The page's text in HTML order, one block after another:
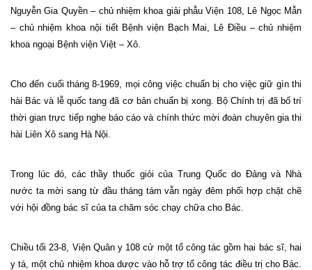
Nguyễn Gia Quyền – chủ nhiệm khoa giải phẫu Viện 108, Lê Ngọc Mẫn
– chủ nhiệm khoa nội tiết Bệnh viện Bạch Mai, Lê Điều – chủ nhiệm
khoa ngoại Bệnh viện Việt – Xô.
Cho đến cuối tháng 8-1969, mọi công việc chuẩn bị cho việc giữ gìn thi
hài Bác và lễ quốc tang đã cơ bản chuẩn bị xong. Bộ Chính trị đã bố trí
thời gian trực tiếp nghe báo cáo và chính thức mời đoàn chuyên gia thi
hài Liên Xô sang Hà Nội.
Trong lúc đó, các thầy thuốc giỏi của Trung Quốc do Đảng và Nhà
nước ta mời sang từ đầu tháng tám vẫn ngày đêm phối hợp chặt chẽ
với hội đồng bác sĩ của ta chăm sóc chạy chữa cho Bác.
Chiều tối 23-8, Viện Quân y 108 cử một tổ công tác gồm hai bác sĩ, hai
y tá, một chủ nhiệm khoa dược vào hỗ trợ tổ công tác điều trị cho Bác.